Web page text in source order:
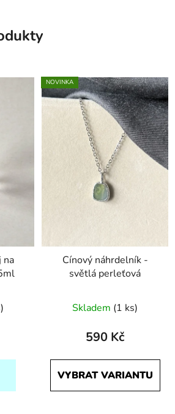
na
NOVINKA
Cínový náhrdelník -
světlá perleťová
Skladem (1 ks)
590 Kč
VYBRAT VARIANTU